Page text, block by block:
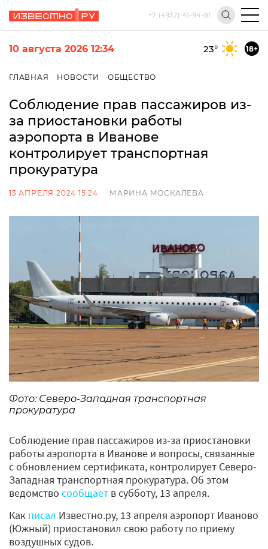
+7 (4932) 41-94-81
10 августа 2026 12:34 23° 18+
ГЛАВНАЯ НОВОСТИ ОБЩЕСТВО
Соблюдение прав пассажиров из-
за приостановки работы
аэропорта в Иванове
контролирует транспортная
прокуратура
13 АПРЕЛЯ 2024 15:24 МАРИНА МОСКАЛЕВА
Фото: Северо-Западная транспортная
прокуратура
Соблюдение прав пассажиров из-за приостановки
работы аэропорта в Иванове и вопросы, связанные
с обновлением сертификата, контролирует Северо-
Западная транспортная прокуратура. Об этом
ведомство сообщает в субботу, 13 апреля.
Как писал Известно.ру, 13 апреля аэропорт Иваново
(Южный) приостановил свою работу по приему
воздушных судов.